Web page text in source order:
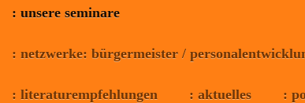
: unsere seminare
: netzwerke: bürgermeister /
: literaturempfehlungen : aktuelles :